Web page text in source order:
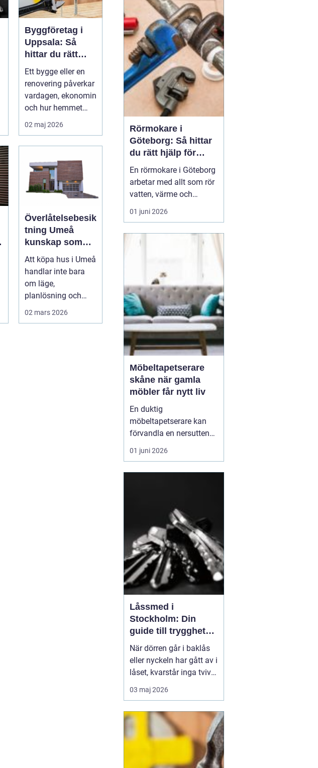
Byggföretag i
Uppsala: Så
hittar du rätt
partner för ditt
projekt
Ett bygge eller en
renovering påverkar
vardagen, ekonomin
och hur hemmet
fungerar under
l&arin...
02 maj 2026
Överlåtelsebesik
tning Umeå
kunskap som
skapar tryggare
husaffärer
Att köpa hus i Umeå
handlar inte bara
om läge,
planlösning och
02 mars 2026
kombinera låg
uppvärmningskostnad
med hög komfort och
lägre klimatpåverkan. En
pelletskamin ger snabb,
jämn värm...
Rörmokare i
Göteborg: Så hittar
du rätt hjälp för
vatten, värme och
avlopp
En rörmokare i Göteborg
arbetar med allt som rör
vatten, värme och
avlopp, både vid akuta
problem och vid
renoveringar och
kombinerar snabb hjälp
med ty...
01 juni 2026
Möbeltapetserare
skåne när gamla
möbler får nytt liv
En duktig
möbeltapetserare kan
förvandla en nersutten
fåtölj eller en fläckig
soffa till en favoritmöbel
och många väljer i dag
att renovera istället för
att köpa nytt. Det sparar
både p...
01 juni 2026
Låssmed i
Stockholm: Din
guide till trygghet
och säkerhet
När dörren går i baklås
eller nyckeln har gått av i
låset, kvarstår inga tvivel
om att en låssmed är
ovärderlig. Låssmed
mer än bara
akuträdningar. De...
03 maj 2026